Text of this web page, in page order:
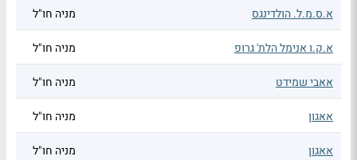
א.ס.מ.ל. הולדינגס מניה חו"ל
א.ק.ו אנימל הלת' גרופ מניה חו"ל
אאבי שמידט מניה חו"ל
אאגון מניה חו"ל
אאגון מניה חו"ל